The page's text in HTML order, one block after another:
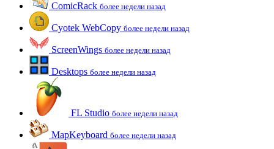
ComicRack более недели назад
Cyotek WebCopy более недели назад
ScreenWings более недели назад
Desktops более недели назад
FL Studio более недели назад
MapKeyboard более недели назад